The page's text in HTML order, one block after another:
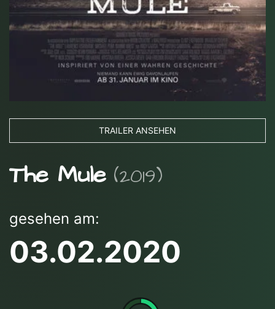
TRAILER ANSEHEN
The Mule (2019)
gesehen am:
03.02.2020